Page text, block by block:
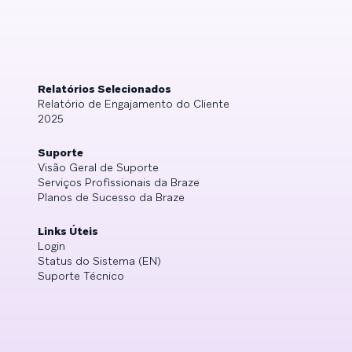
Relatórios Selecionados
Relatório de Engajamento do Cliente
2025
Suporte
Visão Geral de Suporte
Serviços Profissionais da Braze
Planos de Sucesso da Braze
Links Úteis
Login
Status do Sistema (EN)
Suporte Técnico